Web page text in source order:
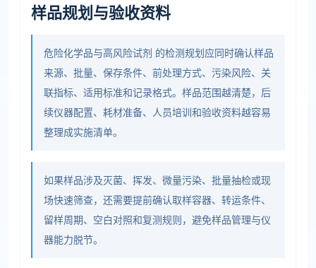
样品规划与验收资料
危险化学品与高风险试剂 的检测规划应同时确认样品
来源、批量、保存条件、前处理方式、污染风险、关
联指标、适用标准和记录格式。样品范围越清楚，后
续仪器配置、耗材准备、人员培训和验收资料越容易
整理成实施清单。
如果样品涉及灭菌、挥发、微量污染、批量抽检或现
场快速筛查，还需要提前确认取样容器、转运条件、
留样周期、空白对照和复测规则，避免样品管理与仪
器能力脱节。